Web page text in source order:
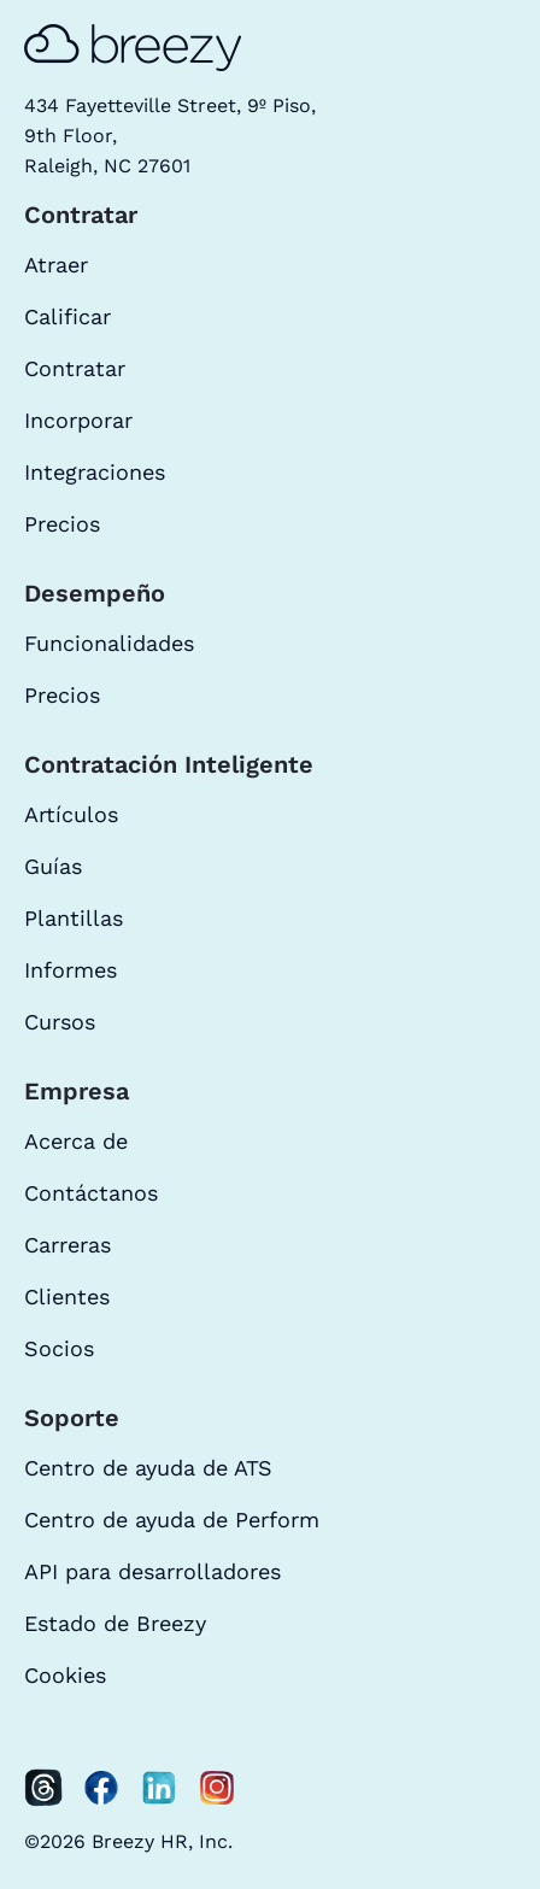
434 Fayetteville Street, 9º Piso,
9th Floor,
Raleigh, NC 27601
Contratar
Atraer
Calificar
Contratar
Incorporar
Integraciones
Precios
Desempeño
Funcionalidades
Precios
Contratación Inteligente
Artículos
Guías
Plantillas
Informes
Cursos
Empresa
Acerca de
Contáctanos
Carreras
Clientes
Socios
Soporte
Centro de ayuda de ATS
Centro de ayuda de Perform
API para desarrolladores
Estado de Breezy
Cookies
©2026 Breezy HR, Inc.